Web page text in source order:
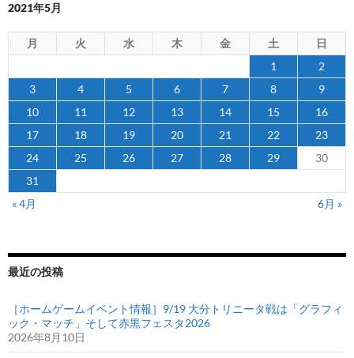
2021年5月
月 火 水 木 金 土
日
1
2
3
4 5 6 7 8
9
10
11 12 13 14 15
16
17
18 19 20 21 22
23
24
25 26 27 28 29
30
31
« 4月
6月 »
最近の投稿
［ホームゲームイベント情報］9/19 大分トリニータ戦は「グラフィ
ック・マッチ」そして赤黒フェスタ2026
2026年8月10日